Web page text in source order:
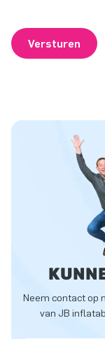
Versturen
Neem contact op
van JB